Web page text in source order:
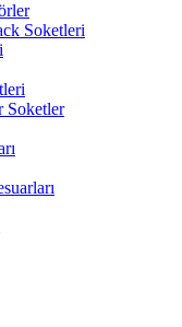
Soketleri
Soketler